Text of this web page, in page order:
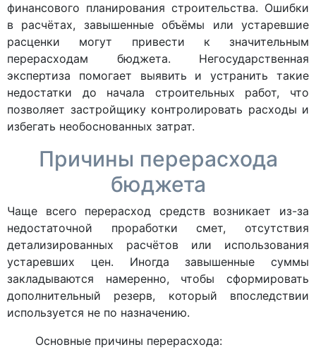
финансового планирования строительства. Ошибки
в расчётах, завышенные объёмы или устаревшие
расценки могут привести к значительным
перерасходам бюджета. Негосударственная
экспертиза помогает выявить и устранить такие
недостатки до начала строительных работ, что
позволяет застройщику контролировать расходы и
избегать необоснованных затрат.
Причины перерасхода
бюджета
Чаще всего перерасход средств возникает из-за
недостаточной проработки смет, отсутствия
детализированных расчётов или использования
устаревших цен. Иногда завышенные суммы
закладываются намеренно, чтобы сформировать
дополнительный резерв, который впоследствии
используется не по назначению.
Основные причины перерасхода: